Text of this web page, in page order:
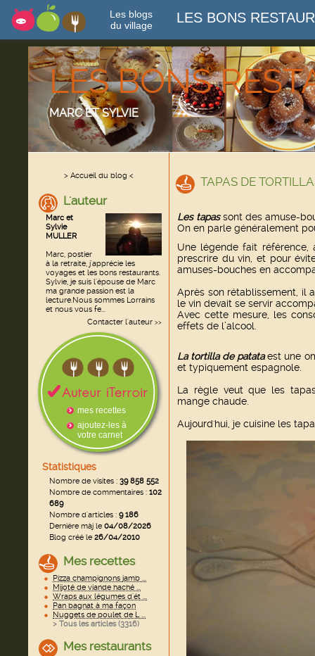
Les blogs
du village
LES BONS
LES BONS
MARC ET SYLVIE
> Accueil du blog <
L'auteur
Marc et
Sylvie
MULLER
Marc, postier
à la retraite, j'apprécie les
voyages et les bons restaurants.
Sylvie, je suis l'épouse de Marc
ma grande passion est la
lecture.Nous sommes Lorrains
et nous vous fe...
Contacter l'auteur >>
mes recettes
ajoutez-les à
votre carnet
Statistiques
Nombre de visites : 39 858 552
Nombre de commentaires : 102
689
Nombre d'articles : 9 186
Dernière màj le04/08/2026
Blog créé le26/04/2010
Mes recettes
Pizza champignons jamb ...
Mijoté de viande haché ...
Wraps aux légumes d'ét ...
Pan bagnat à ma façon
Nuggets de poulet de L ...
> Tous les articles (3316)
Mes restaurants
TAPAS DE
Les tapassont des amuse-
On en parle généralement
Une légende fait
prescrire du vin, et pour
amuses-bouches en
Après son rétablissement, il
le vin devait se servir
Avec cette mesure, les
effets de l’alcool.
La tortilla de patataest une
et typiquement espagnole.
La règle veut que les
mange chaude.
Aujourd'hui, je cuisine les